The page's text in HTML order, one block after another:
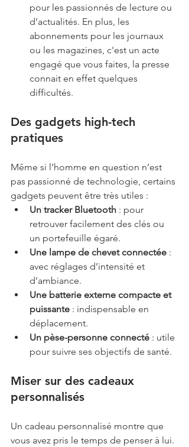
pour les passionnés de lecture ou
d’actualités. En plus, les
abonnements pour les journaux
ou les magazines, c'est un acte
engagé que vous faites, la presse
connait en effet quelques
difficultés.
Des gadgets high-tech
pratiques
Même si l’homme en question n’est
pas passionné de technologie, certains
gadgets peuvent être très utiles :
Un tracker Bluetooth : pour
retrouver facilement des clés ou
un portefeuille égaré.
Une lampe de chevet connectée :
avec réglages d’intensité et
d’ambiance.
Une batterie externe compacte et
puissante : indispensable en
déplacement.
Un pèse-personne connecté : utile
pour suivre ses objectifs de santé.
Miser sur des cadeaux
personnalisés
Un cadeau personnalisé montre que
vous avez pris le temps de penser à lui.